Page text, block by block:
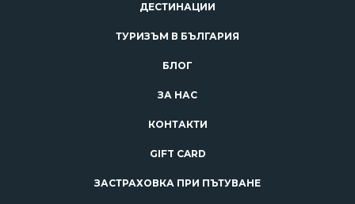
ДЕСТИНАЦИИ
ТУРИЗЪМ В БЪЛГАРИЯ
БЛОГ
ЗА НАС
КОНТАКТИ
GIFT CARD
ЗАСТРАХОВКА ПРИ ПЪТУВАНЕ